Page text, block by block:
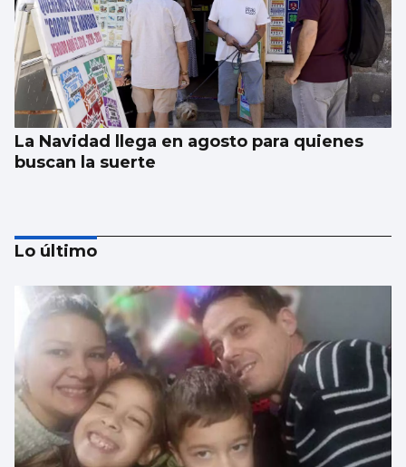
La Navidad llega en agosto para quienes
buscan la suerte
El alquiler baja en España después de
cuatro años, pero en Vigo sube un 9,5%
Lo último